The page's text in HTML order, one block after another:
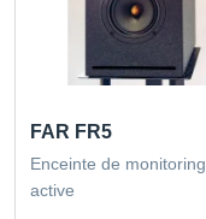
FAR FR5
Enceinte de monitoring
active